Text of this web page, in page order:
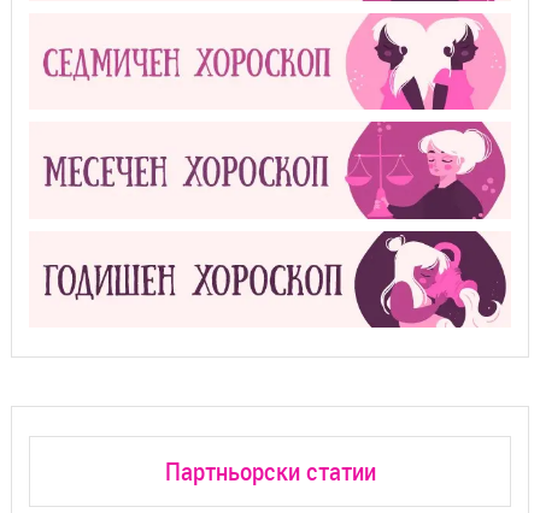
Партньорски статии